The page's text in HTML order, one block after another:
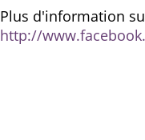
Plus d'information
http://